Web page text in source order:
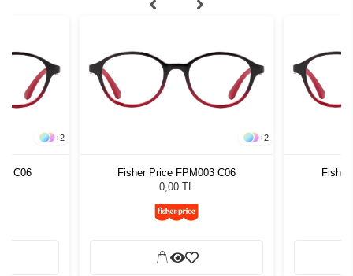
+2
C06
+2
Fisher Price FPM003 C06
0,00 TL
Fisher